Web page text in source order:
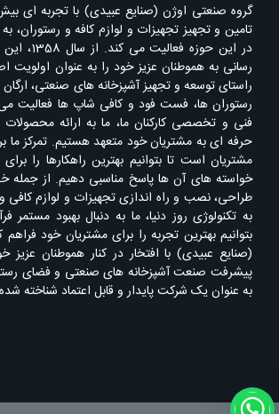
گروه صنعتی اوژن (صنایع عبیدی) با تجربه ای
تامین و تجهیز تجهیزات و لوازم کافه و رستوران،
در این حوزه
رسانی به هموطنان عزیز خود را به عنوان اولویت
راستای توسعه و تجهیز آشپزخانه های صنعتی،
رستوران ها، فست فود و کافی شاپ ها فعالیت
فنی و تخصصی کارکنان ما، ما به ارائه محصولات
حرفه ای به مشتریان خود متعهد هستیم. تمرکز ما
مشتریان است تا بتوانیم بهترین راهکارها را
خواسته های آن ها پاسخ مناسبی دهیم. از جمله
طراحی، نصب و راه اندازی تجهیزات و لوازم کافی
به تکنولوژی روز دنیا، ما به دنبال بهبود مستمر
بتوانیم بهترین تجربه را برای مشتریان خود
(صنایع عبیدی) با افتخار در کنار هموطنان
پیشرفت صنعت آشپزخانه های صنعتی و فضای
به عنوان یک شرکت پایدار و قابل اعتماد شناخته